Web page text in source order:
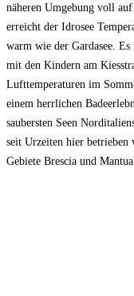
näheren Umgebung voll
erreicht der Idrosee
warm wie der Gardasee.
mit den Kindern am
Lufttemperaturen im
einem herrlichen
saubersten Seen
seit Urzeiten hier betrieben
Gebiete Brescia und Mantua